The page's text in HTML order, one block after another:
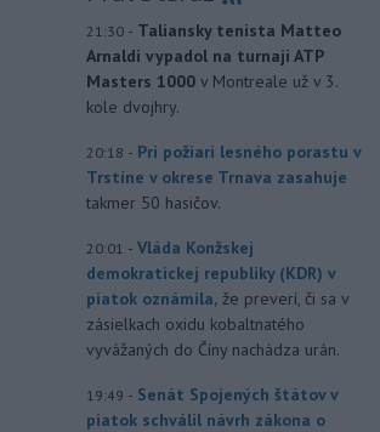
21:30 - Taliansky tenista Matteo
Arnaldi vypadol na turnaji ATP
Masters 1000 v Montreale už v 3.
kole dvojhry.
20:18 - Pri požiari lesného porastu v
Trstíne v okrese Trnava zasahuje
takmer 50 hasičov.
20:01 - Vláda Konžskej
demokratickej republiky (KDR) v
piatok oznámila, že preverí, či sa v
zásielkach oxidu kobaltnatého
vyvážaných do Číny nachádza urán.
19:49 - Senát Spojených štátov v
piatok schválil návrh zákona o